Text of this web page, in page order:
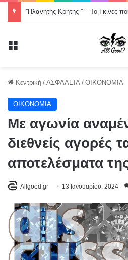
Κεντρική / ΑΣΦΑΛΕΙΑ / ΟΙΚΟΝΟΜΙΑ
ΟΙΚΟΝΟΜΙΑ
Με αγωνία
διεθνείς αγορές
αποτελέσματα
Allgood.gr 13 Ιανουαρίου, 2024